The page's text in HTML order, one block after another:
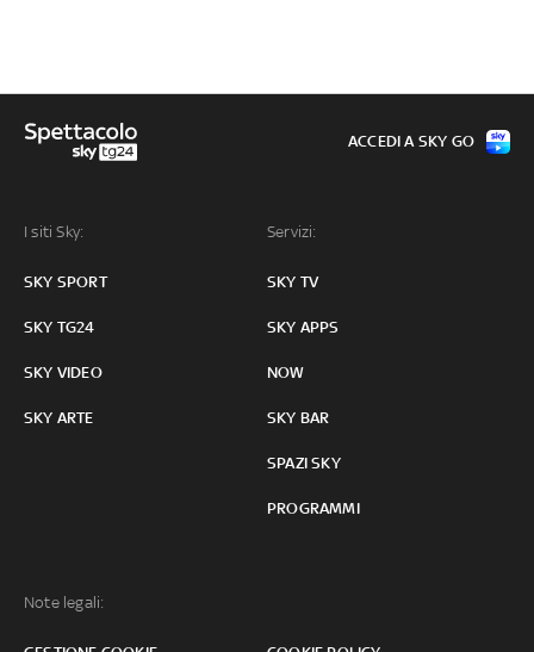
I siti Sky:
SKY SPORT
SKY TG24
SKY VIDEO
SKY ARTE
Servizi:
SKY TV
SKY APPS
NOW
SKY BAR
SPAZI SKY
PROGRAMMI
Note legali:
ACCEDI A SKY GO